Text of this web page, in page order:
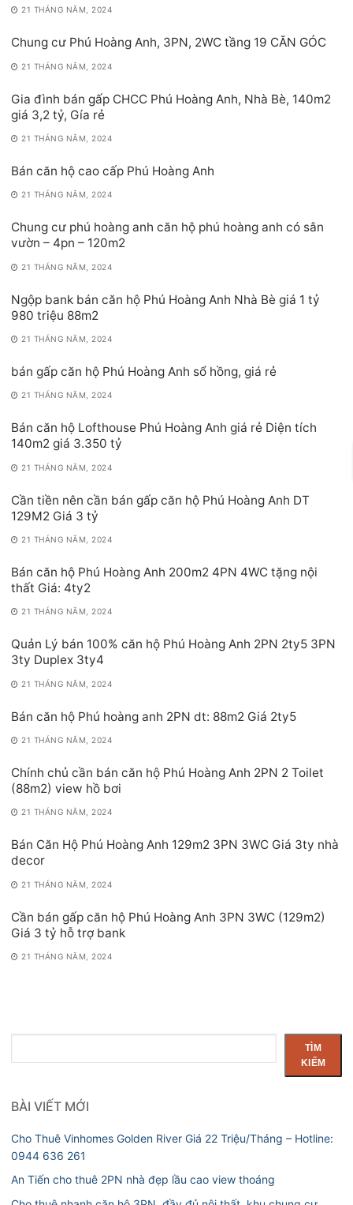
21 THÁNG NĂM, 2024
Chung cư Phú Hoàng Anh, 3PN, 2WC tầng 19 CĂN GÓC
21 THÁNG NĂM, 2024
Gia đình bán gấp CHCC Phú Hoàng Anh, Nhà Bè, 140m2
giá 3,2 tỷ, Gía rẻ
21 THÁNG NĂM, 2024
Bán căn hộ cao cấp Phú Hoàng Anh
21 THÁNG NĂM, 2024
Chung cư phú hoàng anh căn hộ phú hoàng anh có sân
vườn – 4pn – 120m2
21 THÁNG NĂM, 2024
Ngộp bank bán căn hộ Phú Hoàng Anh Nhà Bè giá 1 tỷ
980 triệu 88m2
21 THÁNG NĂM, 2024
bán gấp căn hộ Phú Hoàng Anh sổ hồng, giá rẻ
21 THÁNG NĂM, 2024
Bán căn hộ Lofthouse Phú Hoàng Anh giá rẻ Diện tích
140m2 giá 3.350 tỷ
21 THÁNG NĂM, 2024
Cần tiền nên cần bán gấp căn hộ Phú Hoàng Anh DT
129M2 Giá 3 tỷ
21 THÁNG NĂM, 2024
Bán căn hộ Phú Hoàng Anh 200m2 4PN 4WC tặng nội
thất Giá: 4ty2
21 THÁNG NĂM, 2024
Quản Lý bán 100% căn hộ Phú Hoàng Anh 2PN 2ty5 3PN
3ty Duplex 3ty4
21 THÁNG NĂM, 2024
Bán căn hộ Phú hoàng anh 2PN dt: 88m2 Giá 2ty5
21 THÁNG NĂM, 2024
Chính chủ cần bán căn hộ Phú Hoàng Anh 2PN 2 Toilet
(88m2) view hồ bơi
21 THÁNG NĂM, 2024
Bán Căn Hộ Phú Hoàng Anh 129m2 3PN 3WC Giá 3ty nhà
decor
21 THÁNG NĂM, 2024
Cần bán gấp căn hộ Phú Hoàng Anh 3PN 3WC (129m2)
Giá 3 tỷ hỗ trợ bank
21 THÁNG NĂM, 2024
kiếm
TÌM
KIẾM
BÀI VIẾT MỚI
Cho Thuê Vinhomes Golden River Giá 22 Triệu/Tháng – Hotline:
0944 636 261
An Tiến cho thuê 2PN nhà đẹp lầu cao view thoáng